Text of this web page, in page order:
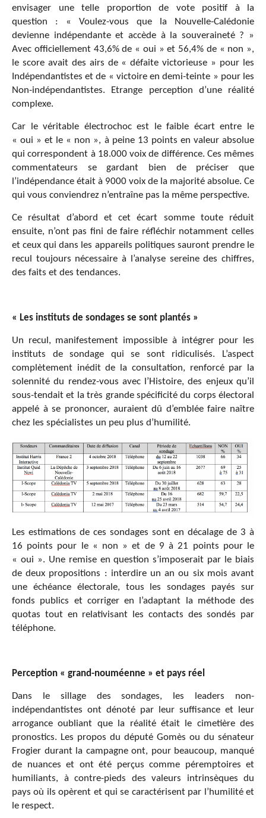
envisager une telle proportion de vote positif à la
question : « Voulez-vous que la Nouvelle-Calédonie
devienne indépendante et accède à la souveraineté ? »
Avec officiellement 43,6% de « oui » et 56,4% de « non »,
le score avait des airs de « défaite victorieuse » pour les
Indépendantistes et de « victoire en demi-teinte » pour les
Non-indépendantistes. Etrange perception d’une réalité
complexe.
Car le véritable électrochoc est le faible écart entre le
« oui » et le « non », à peine 13 points en valeur absolue
qui correspondent à 18.000 voix de différence. Ces mêmes
commentateurs se gardant bien de préciser que
l’indépendance était à 9000 voix de la majorité absolue. Ce
qui vous conviendrez n’entraîne pas la même perspective.
Ce résultat d’abord et cet écart somme toute réduit
ensuite, n’ont pas fini de faire réfléchir notamment celles
et ceux qui dans les appareils politiques sauront prendre le
recul toujours nécessaire à l’analyse sereine des chiffres,
des faits et des tendances.
« Les instituts de sondages se sont plantés »
Un recul, manifestement impossible à intégrer pour les
instituts de sondage qui se sont ridiculisés. L’aspect
complètement inédit de la consultation, renforcé par la
solennité du rendez-vous avec l’Histoire, des enjeux qu’il
sous-tendait et la très grande spécificité du corps électoral
appelé à se prononcer, auraient dû d’emblée faire naître
chez les spécialistes un peu plus d’humilité.
Les estimations de ces sondages sont en décalage de 3 à
16 points pour le « non » et de 9 à 21 points pour le
« oui ». Une remise en question s’imposerait par le biais
de deux propositions : interdire un an ou six mois avant
une échéance électorale, tous les sondages payés sur
fonds publics et corriger en l’adaptant la méthode des
quotas tout en relativisant les contacts des sondés par
téléphone.
Perception « grand-nouméenne » et pays réel
Dans le sillage des sondages, les leaders non-
indépendantistes ont dénoté par leur suffisance et leur
arrogance oubliant que la réalité était le cimetière des
pronostics. Les propos du député Gomès ou du sénateur
Frogier durant la campagne ont, pour beaucoup, manqué
de nuances et ont été perçus comme péremptoires et
humiliants, à contre-pieds des valeurs intrinsèques du
pays où ils opèrent et qui se caractérisent par l’humilité et
le respect.